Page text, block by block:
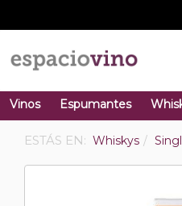
Vinos Espumantes
ESTÁS EN: Whiskys